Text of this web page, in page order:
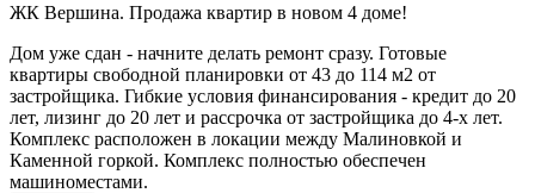
ЖК Вершина. Продажа квартир в новом 4 доме!
Дом уже сдан - начните делать ремонт сразу. Готовые
квартиры свободной планировки от 43 до 114 м2 от
застройщика. Гибкие условия финансирования - кредит до 20
лет, лизинг до 20 лет и рассрочка от застройщика до 4-х лет.
Комплекс расположен в локации между Малиновкой и
Каменной горкой. Комплекс полностью обеспечен
машиноместами.